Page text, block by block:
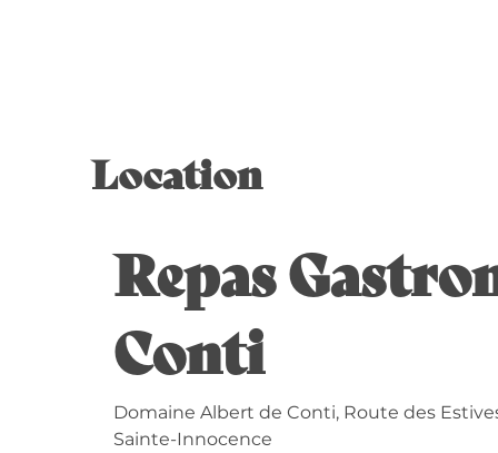
Location
Repas
Conti
Domaine Albert de Conti, Route des
Sainte-Innocence